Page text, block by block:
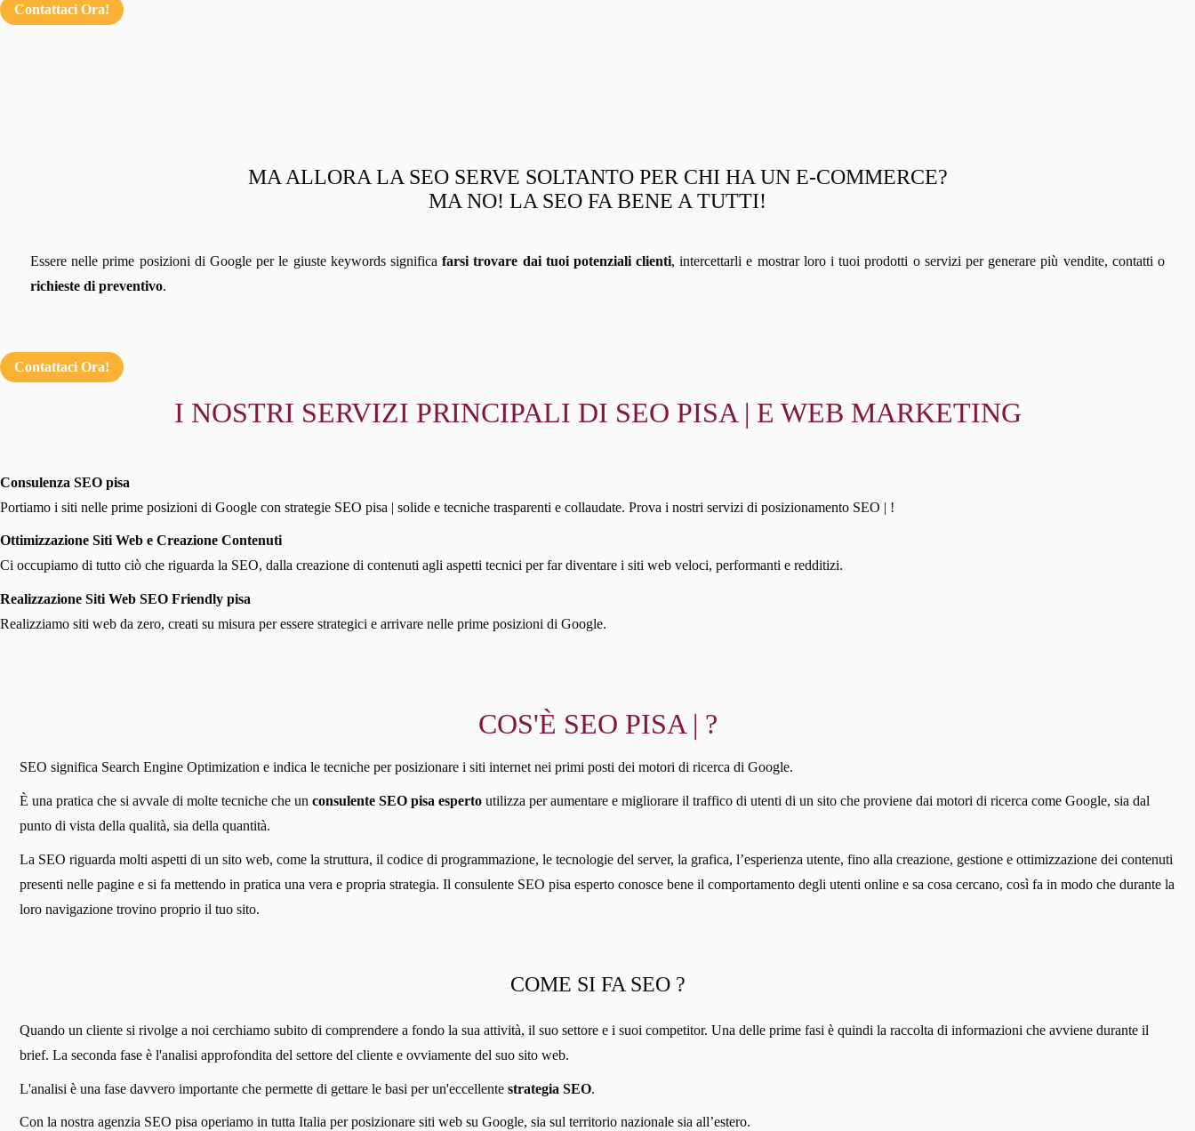
Contattaci Ora!
MA ALLORA LA SEO SERVE SOLTANTO PER CHI HA UN E-COMMERCE?
MA NO! LA SEO FA BENE A TUTTI!
Essere nelle prime posizioni di Google per le giuste keywords significafarsi trovare dai tuoi potenziali clienti, intercettarli e mostrar loro i tuoi prodotti o servizi per generare più vendite, contatti o
richieste di preventivo.
Contattaci Ora!
I NOSTRI SERVIZI PRINCIPALI DI SEO PISA | E WEB MARKETING
Consulenza SEO pisa
Portiamo i siti nelle prime posizioni di Google con strategie SEO pisa | solide e tecniche trasparenti e collaudate. Prova i nostri servizi di posizionamento SEO | !
Ottimizzazione Siti Web e Creazione Contenuti
Ci occupiamo di tutto ciò che riguarda la SEO, dalla creazione di contenuti agli aspetti tecnici per far diventare i siti web veloci, performanti e redditizi.
Realizzazione Siti Web SEO Friendly pisa
Realizziamo siti web da zero, creati su misura per essere strategici e arrivare nelle prime posizioni di Google.
COS'È SEO PISA | ?
SEO significa Search Engine Optimization e indica le tecniche per posizionare i siti internet nei primi posti dei motori di ricerca di Google.
È una pratica che si avvale di molte tecniche che un consulente SEO pisa esperto utilizza per aumentare e migliorare il traffico di utenti di un sito che proviene dai motori di ricerca come Google, sia dal
punto di vista della qualità, sia della quantità.
La SEO riguarda molti aspetti di un sito web, come la struttura, il codice di programmazione, le tecnologie del server, la grafica, l’esperienza utente, fino alla creazione, gestione e ottimizzazione dei contenuti
presenti nelle pagine e si fa mettendo in pratica una vera e propria strategia. Il consulente SEO pisa esperto conosce bene il comportamento degli utenti online e sa cosa cercano, così fa in modo che durante la
loro navigazione trovino proprio il tuo sito.
COME SI FA SEO ?
Quando un cliente si rivolge a noi cerchiamo subito di comprendere a fondo la sua attività, il suo settore e i suoi competitor. Una delle prime fasi è quindi la raccolta di informazioni che avviene durante il
brief. La seconda fase è l'analisi approfondita del settore del cliente e ovviamente del suo sito web.
L'analisi è una fase davvero importante che permette di gettare le basi per un'eccellente strategia SEO.
Con la nostra agenzia SEO pisa operiamo in tutta Italia per posizionare siti web su Google, sia sul territorio nazionale sia all’estero.